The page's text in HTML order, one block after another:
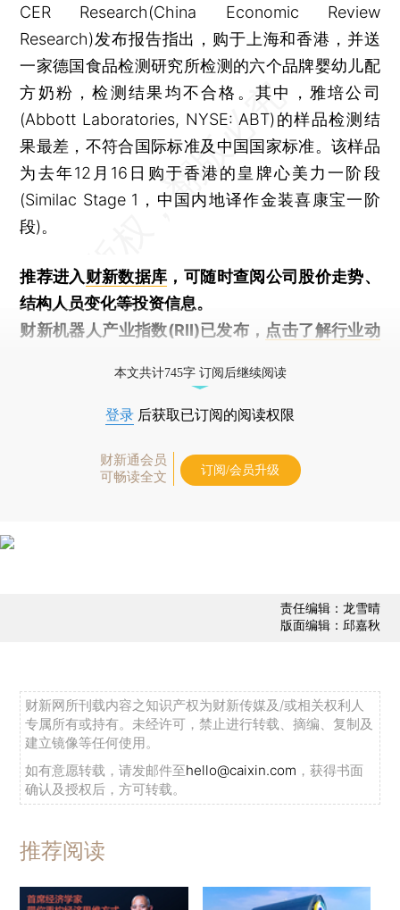
CER Research(China Economic Review
Research)发布报告指出，购于上海和香港，并送
一家德国食品检测研究所检测的六个品牌婴幼儿配
方奶粉，检测结果均不合格。其中，雅培公司
(Abbott Laboratories, NYSE: ABT)的样品检测结
果最差，不符合国际标准及中国国家标准。该样品
为去年12月16日购于香港的皇牌心美力一阶段
(Similac Stage 1，中国内地译作金装喜康宝一阶
段)。
推荐进入财新数据库 ，可随时查阅公司股价走势、
结构人员变化等投资信息。
财新机器人产业指数(RII)已发布， 点击了解行业动
本文共计745字 订阅后继续阅读
登录 后获取已订阅的阅读权限
财新通会员
可畅读全文
订阅/会员升级
责任编辑：龙雪晴
版面编辑：邱嘉秋
财新网所刊载内容之知识产权为财新传媒及/或相关权利人
专属所有或持有。未经许可，禁止进行转载、摘编、复制及
建立镜像等任何使用。
如有意愿转载，请发邮件至hello@caixin.com ，获得书面
确认及授权后，方可转载。
推荐阅读